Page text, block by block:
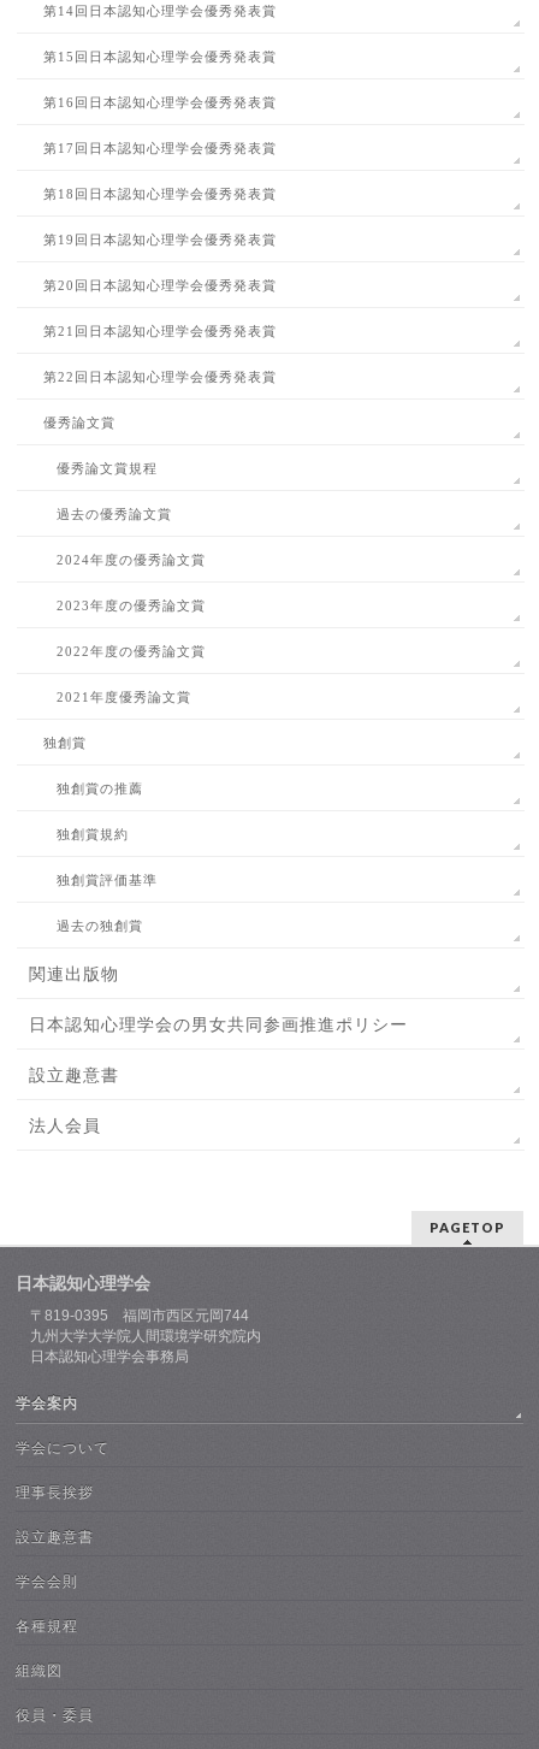
第14回日本認知心理学会優秀発表賞
第15回日本認知心理学会優秀発表賞
第16回日本認知心理学会優秀発表賞
第17回日本認知心理学会優秀発表賞
第18回日本認知心理学会優秀発表賞
第19回日本認知心理学会優秀発表賞
第20回日本認知心理学会優秀発表賞
第21回日本認知心理学会優秀発表賞
第22回日本認知心理学会優秀発表賞
優秀論文賞
優秀論文賞規程
過去の優秀論文賞
2024年度の優秀論文賞
2023年度の優秀論文賞
2022年度の優秀論文賞
2021年度優秀論文賞
独創賞
独創賞の推薦
独創賞規約
独創賞評価基準
過去の独創賞
関連出版物
日本認知心理学会の男女共同参画推進ポリシー
設立趣意書
法人会員
PAGETOP
日本認知心理学会
〒819-0395 福岡市西区元岡744
九州大学大学院人間環境学研究院内
日本認知心理学会事務局
学会案内
学会について
理事長挨拶
設立趣意書
学会会則
各種規程
組織図
役員・委員